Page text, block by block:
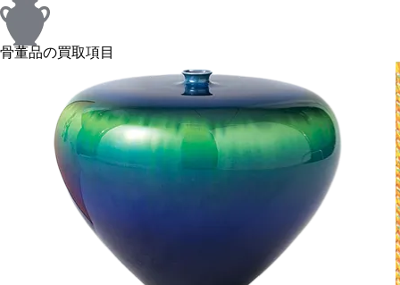
骨董品の買取項目